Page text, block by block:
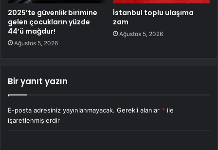
2025’te güvenlik birimine
gelen çocukların yüzde
44’ü mağdur!
Ağustos 5, 2026
İstanbul toplu ulaşıma
zam
Ağustos 5, 2026
Bir yanıt yazın
E-posta adresiniz yayınlanmayacak. Gerekli alanlar * ile
işaretlenmişlerdir